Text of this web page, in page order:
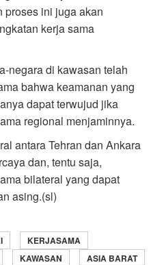
proses ini juga akan
kerja sama
negara di kawasan telah
bahwa keamanan yang
dapat terwujud jika
regional menjaminnya.
antara Tehran dan Ankara
dan, tentu saja,
bilateral yang dapat
asing.(sl)
KERJASAMA
KAWASAN
ASIA BARAT